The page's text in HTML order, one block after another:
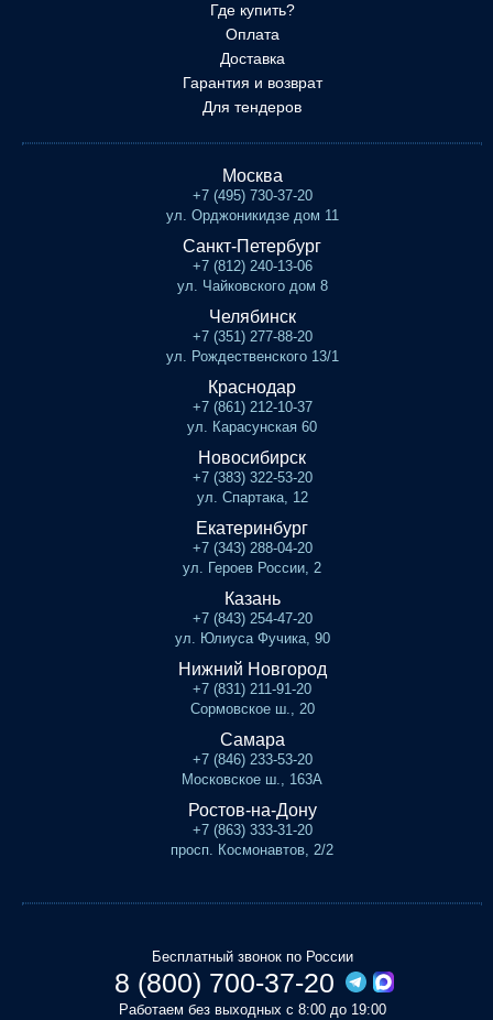
Где купить?
Оплата
Доставка
Гарантия и возврат
Для тендеров
Москва
+7 (495) 730-37-20
ул. Орджоникидзе дом 11
Санкт-Петербург
+7 (812) 240-13-06
ул. Чайковского дом 8
Челябинск
+7 (351) 277-88-20
ул. Рождественского 13/1
Краснодар
+7 (861) 212-10-37
ул. Карасунская 60
Новосибирск
+7 (383) 322-53-20
ул. Спартака, 12
Екатеринбург
+7 (343) 288-04-20
ул. Героев России, 2
Казань
+7 (843) 254-47-20
ул. Юлиуса Фучика, 90
Нижний Новгород
+7 (831) 211-91-20
Сормовское ш., 20
Самара
+7 (846) 233-53-20
Московское ш., 163А
Ростов-на-Дону
+7 (863) 333-31-20
просп. Космонавтов, 2/2
Бесплатный звонок по России
8 (800) 700-37-20
Работаем без выходных с 8:00 до 19:00